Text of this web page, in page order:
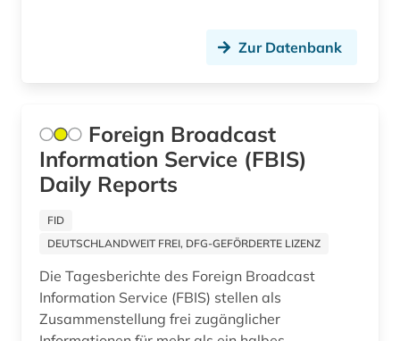
Zur Datenbank
Foreign Broadcast
Information Service (FBIS)
Daily Reports
FID
DEUTSCHLANDWEIT FREI, DFG-GEFÖRDERTE LIZENZ
Die Tagesberichte des Foreign Broadcast
Information Service (FBIS) stellen als
Zusammenstellung frei zugänglicher